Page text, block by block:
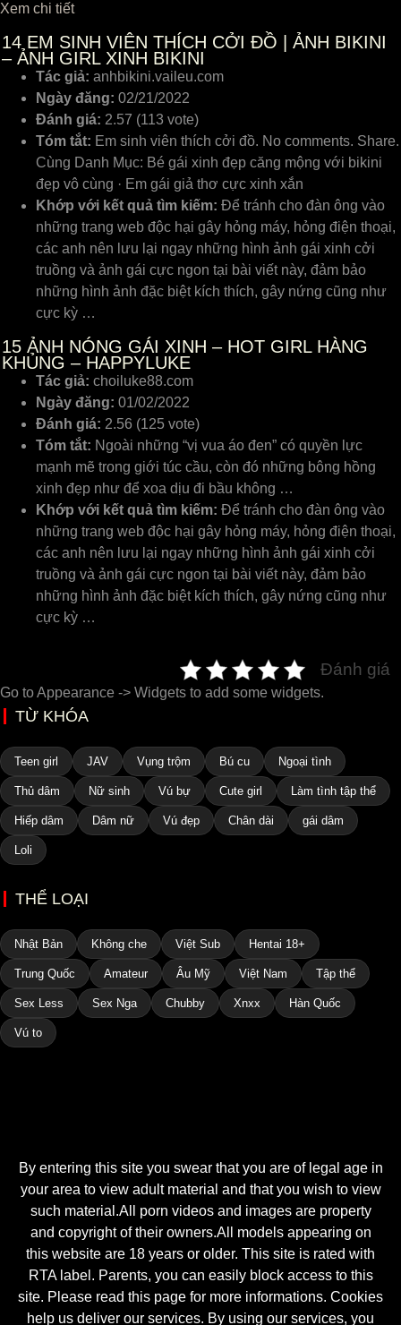
Xem chi tiết
14 EM SINH VIÊN THÍCH CỞI ĐỒ | ẢNH BIKINI
– ẢNH GIRL XINH BIKINI
Tác giả: anhbikini.vaileu.com
Ngày đăng: 02/21/2022
Đánh giá: 2.57 (113 vote)
Tóm tắt: Em sinh viên thích cởi đồ. No comments. Share.
Cùng Danh Mục: Bé gái xinh đẹp căng mộng với bikini
đẹp vô cùng · Em gái giả thơ cực xinh xắn
Khớp với kết quả tìm kiếm: Để tránh cho đàn ông vào
những trang web độc hại gây hỏng máy, hỏng điện thoại,
các anh nên lưu lại ngay những hình ảnh gái xinh cởi
truồng và ảnh gái cực ngon tại bài viết này, đảm bảo
những hình ảnh đặc biệt kích thích, gây nứng cũng như
cực kỳ …
15 ẢNH NÓNG GÁI XINH – HOT GIRL HÀNG
KHỦNG – HAPPYLUKE
Tác giả: choiluke88.com
Ngày đăng: 01/02/2022
Đánh giá: 2.56 (125 vote)
Tóm tắt: Ngoài những “vị vua áo đen” có quyền lực
mạnh mẽ trong giới túc cầu, còn đó những bông hồng
xinh đẹp như để xoa dịu đi bầu không …
Khớp với kết quả tìm kiếm: Để tránh cho đàn ông vào
những trang web độc hại gây hỏng máy, hỏng điện thoại,
các anh nên lưu lại ngay những hình ảnh gái xinh cởi
truồng và ảnh gái cực ngon tại bài viết này, đảm bảo
những hình ảnh đặc biệt kích thích, gây nứng cũng như
cực kỳ …
Đánh giá
Go to Appearance -> Widgets to add some widgets.
TỪ KHÓA
Teen girl JAV Vụng trộm Bú cu Ngoại tình
Thủ dâm Nữ sinh Vú bự Cute girl Làm tình tập thể
Hiếp dâm Dâm nữ Vú đẹp Chân dài gái dâm
Loli
THỂ LOẠI
Nhật Bản Không che Việt Sub Hentai 18+
Trung Quốc Amateur Âu Mỹ Việt Nam Tập thể
Sex Less Sex Nga Chubby Xnxx Hàn Quốc
Vú to
By entering this site you swear that you are of legal age in
your area to view adult material and that you wish to view
such material.All porn videos and images are property
and copyright of their owners.All models appearing on
this website are 18 years or older. This site is rated with
RTA label. Parents, you can easily block access to this
site. Please read this page for more informations. Cookies
help us deliver our services. By using our services, you